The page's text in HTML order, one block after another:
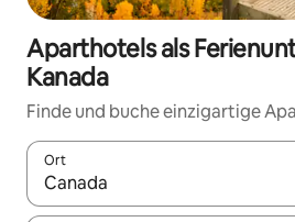
Aparthotels als
Kanada
Finde und buche einzigartige
Ort
Wenn Ergebnisse verfügbar sind,